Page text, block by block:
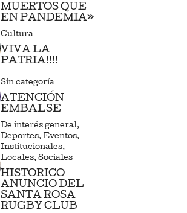
MUERTOS QUE
EN PANDEMIA»
Cultura
VIVA LA
PATRIA!!!!
Sin categoría
ATENCIÓN
EMBALSE
De interés general,
Deportes, Eventos,
Institucionales,
Locales, Sociales
HISTORICO
ANUNCIO DEL
SANTA ROSA
RUGBY CLUB